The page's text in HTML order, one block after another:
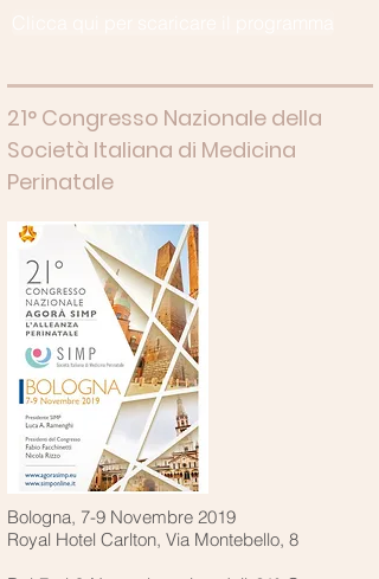
21° Congresso Nazionale della
Società Italiana di Medicina
Perinatale
Bologna, 7-9 Novembre 2019
Royal Hotel Carlton, Via Montebello, 8